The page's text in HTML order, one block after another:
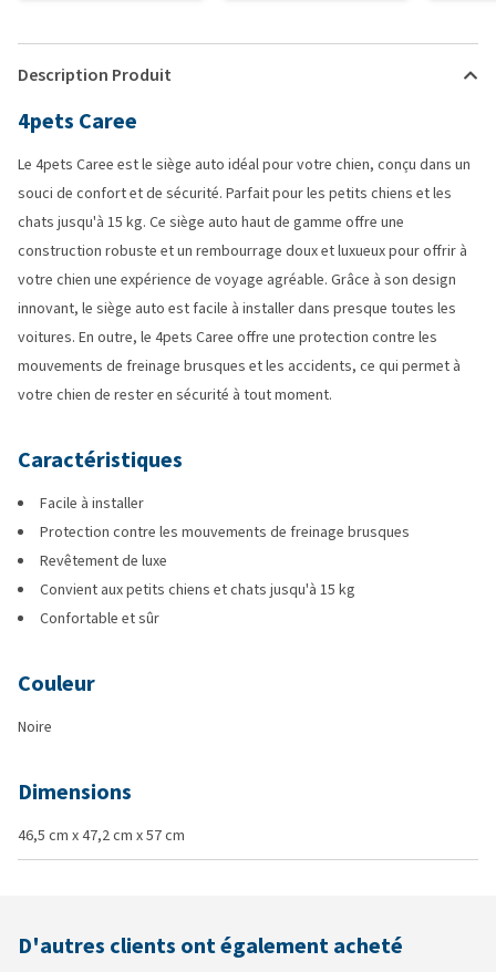
Description Produit
4pets Caree
Le 4pets Caree est le siège auto idéal pour votre chien, conçu dans un
souci de confort et de sécurité. Parfait pour les petits chiens et les
chats jusqu'à 15 kg. Ce siège auto haut de gamme offre une
construction robuste et un rembourrage doux et luxueux pour offrir à
votre chien une expérience de voyage agréable. Grâce à son design
innovant, le siège auto est facile à installer dans presque toutes les
voitures. En outre, le 4pets Caree offre une protection contre les
mouvements de freinage brusques et les accidents, ce qui permet à
votre chien de rester en sécurité à tout moment.
Caractéristiques
Facile à installer
Protection contre les mouvements de freinage brusques
Revêtement de luxe
Convient aux petits chiens et chats jusqu'à 15 kg
Confortable et sûr
Couleur
Noire
Dimensions
46,5 cm x 47,2 cm x 57 cm
D'autres clients ont également acheté